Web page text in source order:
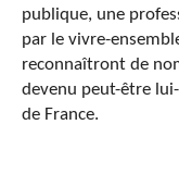
publique, une
par le vivre-
reconnaîtront de
devenu peut-être
de France.